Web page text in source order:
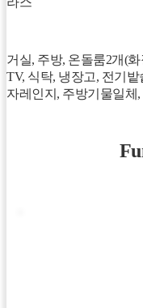
거실, 주방, 온돌룸2개(
TV, 식탁, 냉장고, 전기
자레인지, 주방기물일체